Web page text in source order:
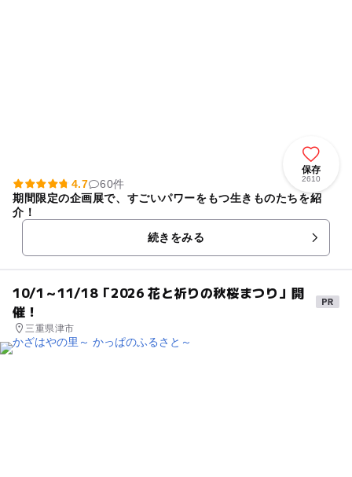
保存
2610
4.7
60件
期間限定の企画展で、すごいパワーをもつ生きものたちを紹
介！
続きをみる
10/1～11/18「2026 花と祈りの秋桜まつり」開
催！
三重県津市